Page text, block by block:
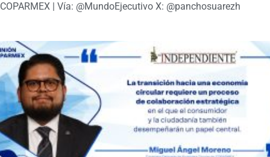
COPARMEX | Vía: @MundoEjecutivo X: @panchosuarezh